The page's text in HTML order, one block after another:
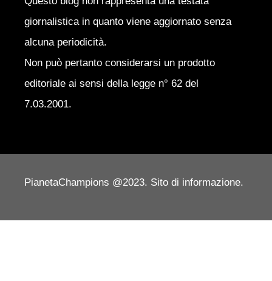
giornalistica in quanto viene aggiornato senza
alcuna periodicità.
Non può pertanto considerarsi un prodotto
editoriale ai sensi della legge n° 62 del
7.03.2001.
PianetaChampions @2023. Sito di informazione.